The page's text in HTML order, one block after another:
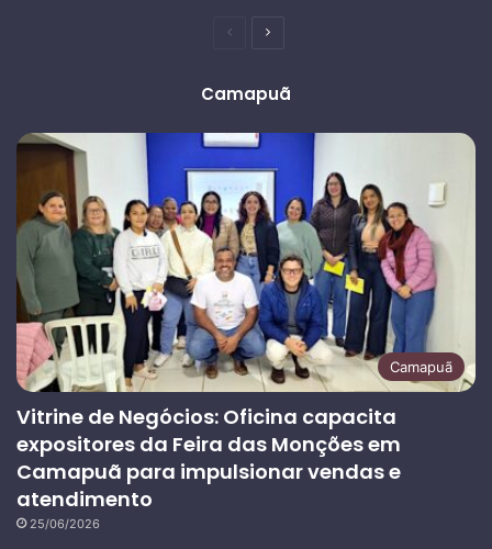
PáginaPróxima
Camapuã
Camapuã
Vitrine de Negócios: Oficina capacita
expositores da Feira das Monções em
Camapuã para impulsionar vendas e
atendimento
25/06/2026